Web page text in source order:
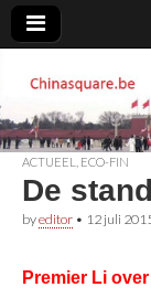
ACTUEEL ECO-FIN
De
byeditor • 12 juli
Premier Li